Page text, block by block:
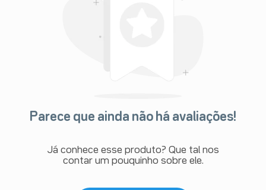
Parece que ainda não há avaliações!
Já conhece esse produto? Que tal nos
contar um pouquinho sobre ele.